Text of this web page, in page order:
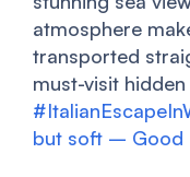
atmosphere
transported
must-visit
but soft – Good